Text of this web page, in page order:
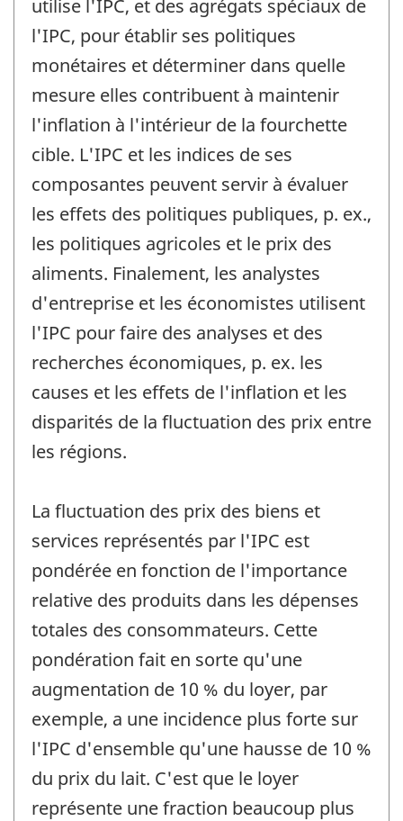
utilise l'IPC, et des agrégats spéciaux de
l'IPC, pour établir ses politiques
monétaires et déterminer dans quelle
mesure elles contribuent à maintenir
l'inflation à l'intérieur de la fourchette
cible. L'IPC et les indices de ses
composantes peuvent servir à évaluer
les effets des politiques publiques, p. ex.,
les politiques agricoles et le prix des
aliments. Finalement, les analystes
d'entreprise et les économistes utilisent
l'IPC pour faire des analyses et des
recherches économiques, p. ex. les
causes et les effets de l'inflation et les
disparités de la fluctuation des prix entre
les régions.
La fluctuation des prix des biens et
services représentés par l'IPC est
pondérée en fonction de l'importance
relative des produits dans les dépenses
totales des consommateurs. Cette
pondération fait en sorte qu'une
augmentation de 10 % du loyer, par
exemple, a une incidence plus forte sur
l'IPC d'ensemble qu'une hausse de 10 %
du prix du lait. C'est que le loyer
représente une fraction beaucoup plus